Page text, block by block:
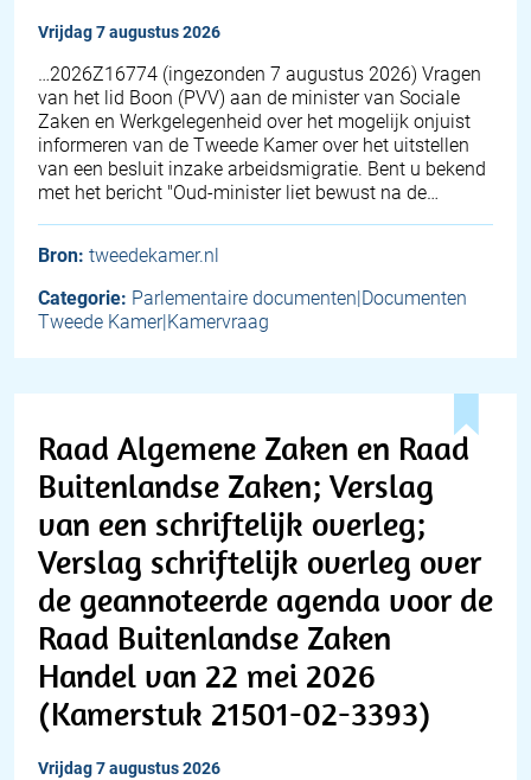
vrijdag 7 augustus 2026
… 2026Z16774 (ingezonden 7 augustus 2026) Vragen
van het lid Boon (PVV) aan de minister van Sociale
Zaken en Werkgelegenheid over het mogelijk onjuist
informeren van de Tweede Kamer over het uitstellen
van een besluit inzake arbeidsmigratie. Bent u bekend
met het bericht "Oud-minister liet bewust na de…
Bron: tweedekamer.nl
Categorie: Parlementaire documenten|Documenten
Tweede Kamer|Kamervraag
Raad Algemene Zaken en Raad
Buitenlandse Zaken; Verslag
van een schriftelijk overleg;
Verslag schriftelijk overleg over
de geannoteerde agenda voor de
Raad Buitenlandse Zaken
Handel van 22 mei 2026
(Kamerstuk 21501-02-3393)
vrijdag 7 augustus 2026